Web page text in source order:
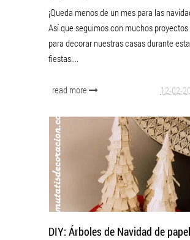
¡Queda menos de un mes para las
Así que seguimos con muchos proyectos
para decorar nuestras casas durante
fiestas....
read more 12-02-
DIY: Árboles de Navidad de papel